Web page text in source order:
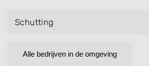
Schutting
Alle bedrijven in de omgeving